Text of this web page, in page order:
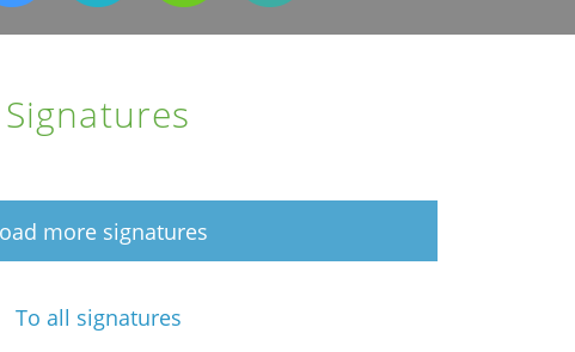
Signatures
more signatures
To all signatures